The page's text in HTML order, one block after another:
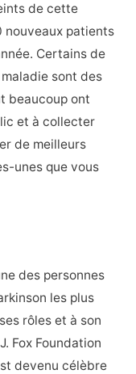
de cette
nouveaux patients
Certains de
sont des
beaucoup ont
et à collecter
de meilleurs
unes que vous
des personnes
les plus
rôles et à son
Fox Foundation
devenu célèbre